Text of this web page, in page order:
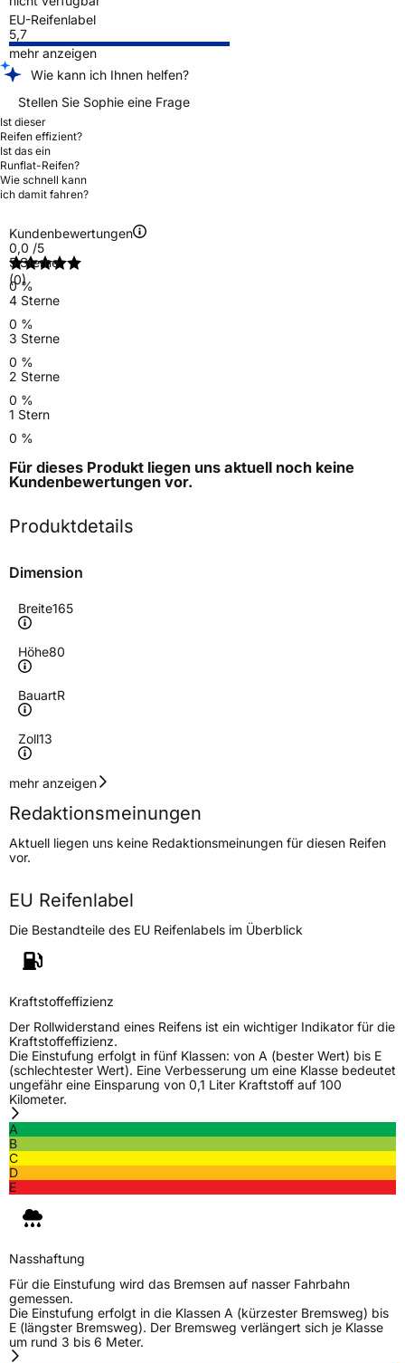
EU-Reifenlabel
5,7
mehr anzeigen
Wie kann ich Ihnen helfen?
Stellen Sie Sophie eine Frage
Ist dieser
Reifen effizient?
Ist das ein
Runflat-Reifen?
Wie schnell kann
ich damit fahren?
Kundenbewertungen
0,0 /5
(0)
5 Sterne
0 %
4 Sterne
0 %
3 Sterne
0 %
2 Sterne
0 %
1 Stern
0 %
Für dieses Produkt liegen uns aktuell noch keine
Kundenbewertungen vor.
Produktdetails
Dimension
Breite165
Höhe80
BauartR
Zoll13
Geschwindigkeitsindex
Lastindex 83
Generelle Merkmale
Verwendung
ModellnameTouring H7
FahrzeugartPKW & SUV
Weitere Eigenschaften
Schlauchtyp
EU Label
NasshaftungD
Rollgeräusch (Klasse)B
mehr anzeigen
Redaktionsmeinungen
Aktuell liegen uns keine Redaktionsmeinungen für diesen Reifen
vor.
EU Reifenlabel
Die Bestandteile des EU Reifenlabels im Überblick
Kraftstoffeffizienz
Der Rollwiderstand eines Reifens ist ein wichtiger Indikator für die
Kraftstoffeffizienz.
Die Einstufung erfolgt in fünf Klassen: von A (bester Wert) bis E
(schlechtester Wert). Eine Verbesserung um eine Klasse bedeutet
ungefähr eine Einsparung von 0,1 Liter Kraftstoff auf 100
Kilometer.
A
B
C
D
E
Nasshaftung
Für die Einstufung wird das Bremsen auf nasser Fahrbahn
gemessen.
Die Einstufung erfolgt in die Klassen A (kürzester Bremsweg) bis
E (längster Bremsweg). Der Bremsweg verlängert sich je Klasse
um rund 3 bis 6 Meter.